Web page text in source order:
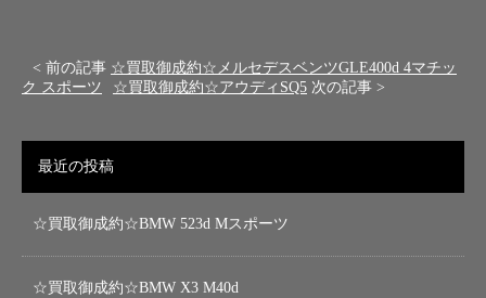
< 前の記事 ☆買取御成約☆メルセデスベンツGLE400d 4マチッ
ク スポーツ
☆買取御成約☆アウディSQ5 次の記事 >
最近の投稿
☆買取御成約☆BMW 523d Mスポーツ
☆買取御成約☆BMW X3 M40d